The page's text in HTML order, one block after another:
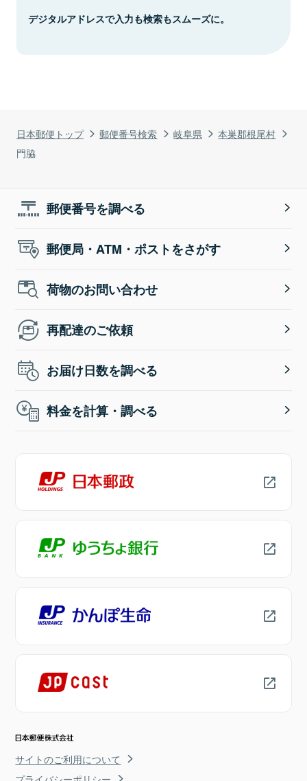
日本郵便トップ 郵便番号検索 岐阜県
本巣郡根尾村
門脇
デジタルアドレスで入力も検索もスムーズに。
郵便番号を調べる
郵便局・ATM・ポストをさがす
荷物のお問い合わせ
再配達のご依頼
お届け日数を調べる
料金を計算・調べる
サイトのご利用について